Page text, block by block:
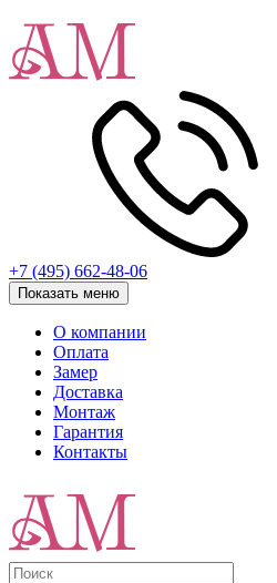
+7 (495) 662-48-06
Показать меню
О компании
Оплата
Замер
Доставка
Монтаж
Гарантия
Контакты